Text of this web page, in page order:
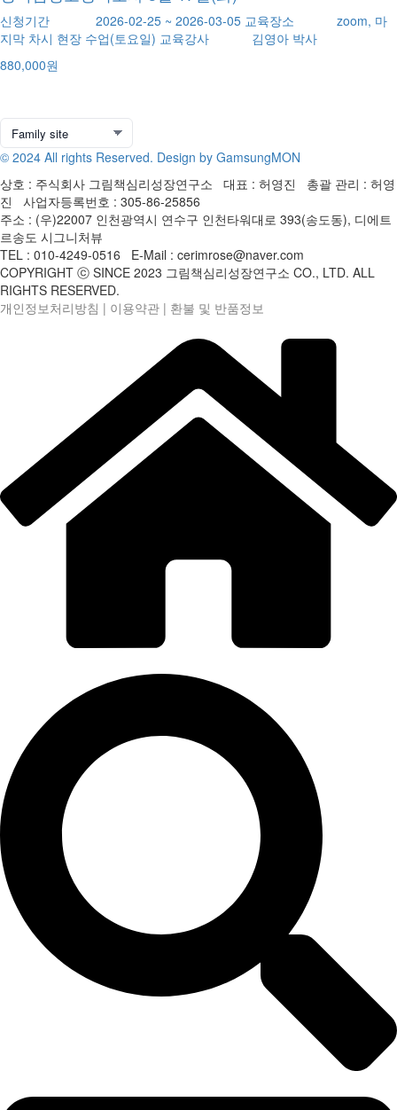
신청기간 2026-02-25 ~ 2026-03-05 교육장소 zoom, 마
지막 차시 현장 수업(토요일) 교육강사 김영아 박사
880,000원
© 2024 All rights Reserved. Design by GamsungMON
상호 : 주식회사 그림책심리성장연구소 대표 : 허영진 총괄 관리 : 허영
진 사업자등록번호 : 305-86-25856
주소 : (우)22007 인천광역시 연수구 인천타워대로 393(송도동), 디에트
르송도 시그니처뷰
TEL : 010-4249-0516 E-Mail : cerimrose@naver.com
COPYRIGHT ⓒ SINCE 2023 그림책심리성장연구소 CO., LTD. ALL
RIGHTS RESERVED.
개인정보처리방침 | 이용약관 | 환불 및 반품정보